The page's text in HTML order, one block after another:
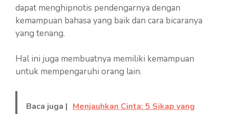
dapat menghipnotis pendengarnya dengan
kemampuan bahasa yang baik dan cara bicaranya
yang tenang.
Hal ini juga membuatnya memiliki kemampuan
untuk mempengaruhi orang lain.
Baca juga | Menjauhkan Cinta: 5 Sikap yang